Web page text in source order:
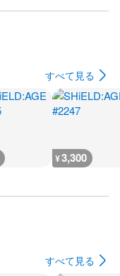
すべて見る
¥3,300
すべて見る